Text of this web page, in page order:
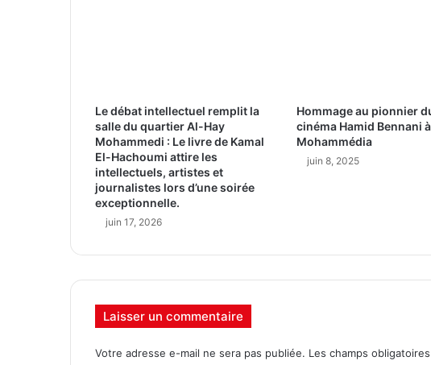
Le débat intellectuel remplit la
salle du quartier Al-Hay
Mohammedi : Le livre de Kamal
El-Hachoumi attire les
intellectuels, artistes et
journalistes lors d’une soirée
exceptionnelle.
juin 17, 2026
Hommage au pionnier
cinéma Hamid Bennani à
Mohammédia
juin 8, 2025
Laisser un commentaire
Votre adresse e-mail ne sera pas publiée. Les champs